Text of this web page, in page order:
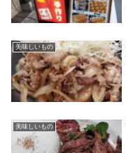
美味しいもの
美味しいもの